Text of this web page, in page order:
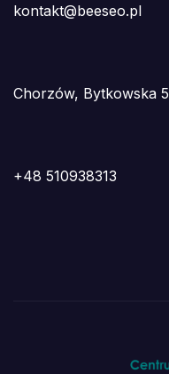
kontakt@beeseo.pl
Chorzów, Bytkowska 5
+48 510938313